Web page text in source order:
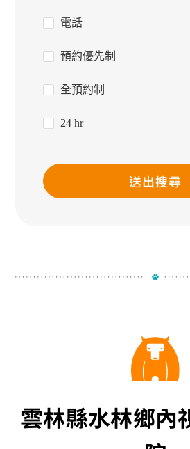
電話
預約優先制
全預約制
24 hr
送出搜尋
雲林縣水林鄉內